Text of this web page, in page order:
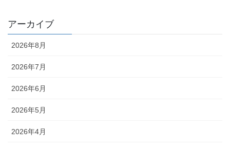
アーカイブ
2026年8月
2026年7月
2026年6月
2026年5月
2026年4月